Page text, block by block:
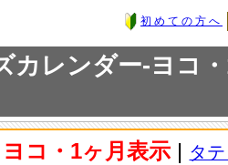
初めての方へ
カレンダー-ヨコ
ヨコ・1ヶ月表示 | タ